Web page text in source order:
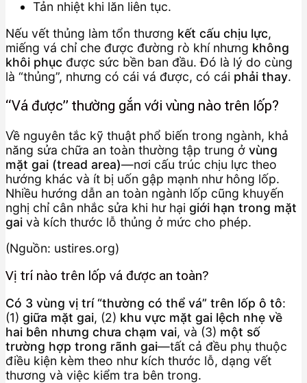
Tản nhiệt khi lăn liên tục.
Nếu vết thủng làm tổn thương kết cấu chịu lực,
miếng vá chỉ che được đường rò khí nhưng không
khôi phục được sức bền ban đầu. Đó là lý do cùng
là “thủng”, nhưng có cái vá được, có cái phải thay.
“Vá được” thường gắn với vùng nào trên lốp?
Về nguyên tắc kỹ thuật phổ biến trong ngành, khả
năng sửa chữa an toàn thường tập trung ở vùng
mặt gai (tread area)—nơi cấu trúc chịu lực theo
hướng khác và ít bị uốn gập mạnh như hông lốp.
Nhiều hướng dẫn an toàn ngành lốp cũng khuyến
nghị chỉ cân nhắc sửa khi hư hại giới hạn trong mặt
gai và kích thước lỗ thủng ở mức cho phép.
(Nguồn: ustires.org)
Vị trí nào trên lốp vá được an toàn?
Có 3 vùng vị trí “thường có thể vá” trên lốp ô tô:
(1) giữa mặt gai, (2) khu vực mặt gai lệch nhẹ về
hai bên nhưng chưa chạm vai, và (3) một số
trường hợp trong rãnh gai—tất cả đều phụ thuộc
điều kiện kèm theo như kích thước lỗ, dạng vết
thương và việc kiểm tra bên trong.